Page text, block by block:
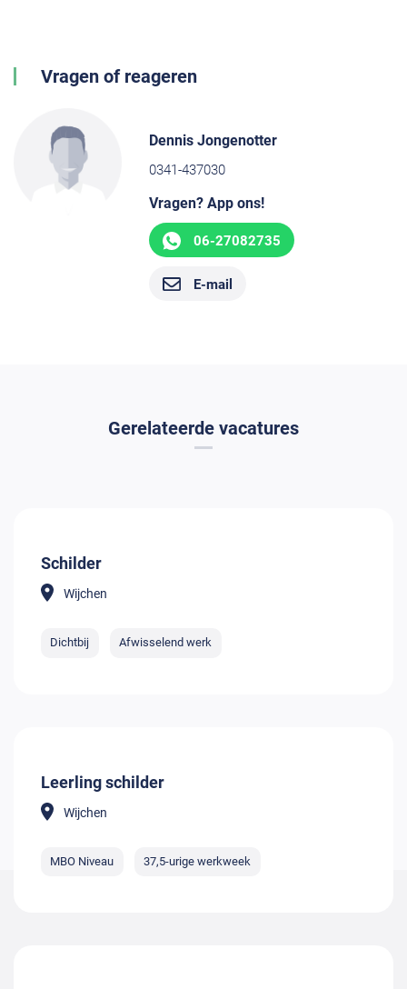
Vragen of reageren
Dennis Jongenotter
0341-437030
Vragen? App ons!
06-27082735
E-mail
Gerelateerde vacatures
Schilder
Wijchen
Dichtbij Afwisselend werk
Leerling schilder
Wijchen
MBO Niveau 37,5-urige werkweek